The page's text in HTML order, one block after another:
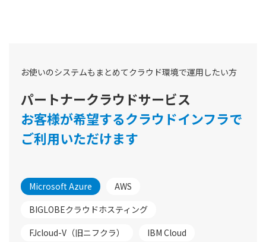
お使いのシステムもまとめてクラウド環境で運用したい方
パートナークラウドサービス
お客様が希望するクラウドインフラで
ご利用いただけます
Microsoft Azure
AWS
BIGLOBEクラウドホスティング
FJcloud-V（旧ニフクラ）
IBM Cloud